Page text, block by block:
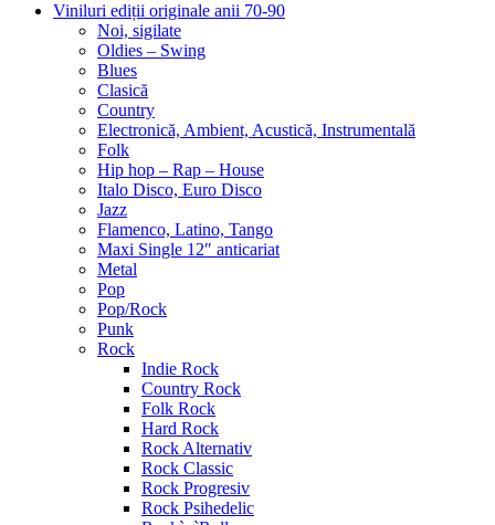
Viniluri ediții originale anii 70-90
Noi, sigilate
Oldies – Swing
Blues
Clasică
Country
Electronică, Ambient, Acustică, Instrumentală
Folk
Hip hop – Rap – House
Italo Disco, Euro Disco
Jazz
Flamenco, Latino, Tango
Maxi Single 12″ anticariat
Metal
Pop
Pop/Rock
Punk
Rock
Indie Rock
Country Rock
Folk Rock
Hard Rock
Rock Alternativ
Rock Classic
Rock Progresiv
Rock Psihedelic